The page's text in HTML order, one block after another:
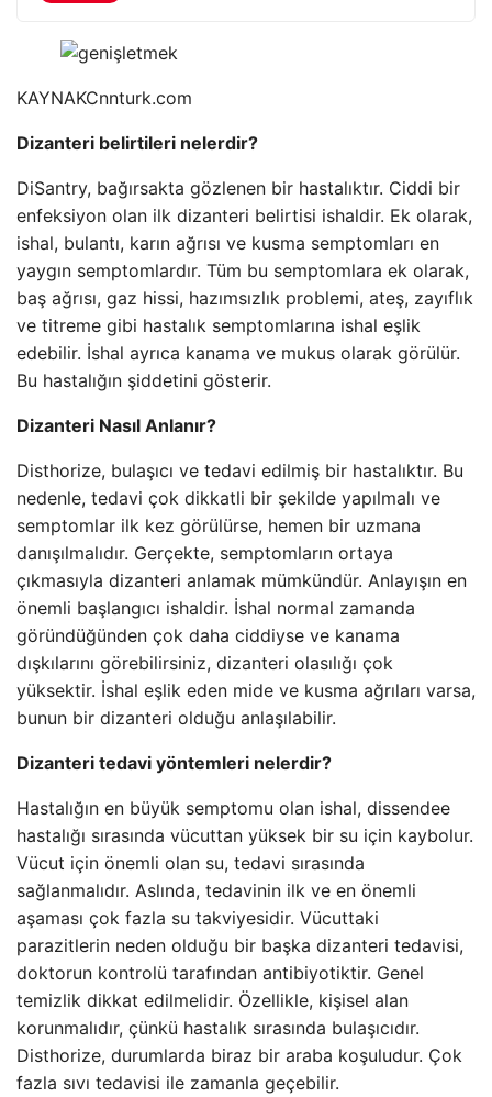
KAYNAKCnnturk.com
Dizanteri belirtileri nelerdir?
DiSantry, bağırsakta gözlenen bir hastalıktır. Ciddi bir
enfeksiyon olan ilk dizanteri belirtisi ishaldir. Ek olarak,
ishal, bulantı, karın ağrısı ve kusma semptomları en
yaygın semptomlardır. Tüm bu semptomlara ek olarak,
baş ağrısı, gaz hissi, hazımsızlık problemi, ateş, zayıflık
ve titreme gibi hastalık semptomlarına ishal eşlik
edebilir. İshal ayrıca kanama ve mukus olarak görülür.
Bu hastalığın şiddetini gösterir.
Dizanteri Nasıl Anlanır?
Disthorize, bulaşıcı ve tedavi edilmiş bir hastalıktır. Bu
nedenle, tedavi çok dikkatli bir şekilde yapılmalı ve
semptomlar ilk kez görülürse, hemen bir uzmana
danışılmalıdır. Gerçekte, semptomların ortaya
çıkmasıyla dizanteri anlamak mümkündür. Anlayışın en
önemli başlangıcı ishaldir. İshal normal zamanda
göründüğünden çok daha ciddiyse ve kanama
dışkılarını görebilirsiniz, dizanteri olasılığı çok
yüksektir. İshal eşlik eden mide ve kusma ağrıları varsa,
bunun bir dizanteri olduğu anlaşılabilir.
Dizanteri tedavi yöntemleri nelerdir?
Hastalığın en büyük semptomu olan ishal, dissendee
hastalığı sırasında vücuttan yüksek bir su için kaybolur.
Vücut için önemli olan su, tedavi sırasında
sağlanmalıdır. Aslında, tedavinin ilk ve en önemli
aşaması çok fazla su takviyesidir. Vücuttaki
parazitlerin neden olduğu bir başka dizanteri tedavisi,
doktorun kontrolü tarafından antibiyotiktir. Genel
temizlik dikkat edilmelidir. Özellikle, kişisel alan
korunmalıdır, çünkü hastalık sırasında bulaşıcıdır.
Disthorize, durumlarda biraz bir araba koşuludur. Çok
fazla sıvı tedavisi ile zamanla geçebilir.